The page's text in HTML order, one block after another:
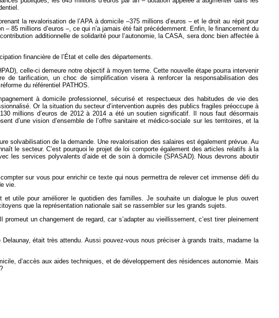
la revalorisation de l’APA à domicile –375 millions d’euros – et le droit au répit pour
85 millions d’euros –, ce qui n’a jamais été fait précédemment. Enfin, le financement du
additionnelle de solidarité pour l’autonomie, la CASA, sera donc bien affectée à
financière de l’État et celle des départements.
celle-ci demeure notre objectif à moyen terme. Cette nouvelle étape pourra intervenir
de tarification, un choc de simplification visera à renforcer la responsabilisation des
du référentiel PATHOS.
à domicile professionnel, sécurisé et respectueux des habitudes de vie des
Or la situation du secteur d’intervention auprès des publics fragiles préoccupe à
millions d’euros de 2012 à 2014 a été un soutien significatif. Il nous faut désormais
d’une vision d’ensemble de l’offre sanitaire et médico-sociale sur les territoires, et la
solvabilisation de la demande. Une revalorisation des salaires est également prévue. Au
le secteur. C’est pourquoi le projet de loi comporte également des articles relatifs à la
les services polyvalents d’aide et de soin à domicile (SPASAD). Nous devrons aboutir
sur vous pour enrichir ce texte qui nous permettra de relever cet immense défi du
vie.
utile pour améliorer le quotidien des familles. Je souhaite un dialogue le plus ouvert
que la représentation nationale sait se rassembler sur les grands sujets.
un changement de regard, car s’adapter au vieillissement, c’est tirer pleinement
était très attendu. Aussi pouvez-vous nous préciser à grands traits, madame la
d’accès aux aides techniques, et de développement des résidences autonomie. Mais